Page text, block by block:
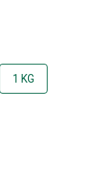
1 KG